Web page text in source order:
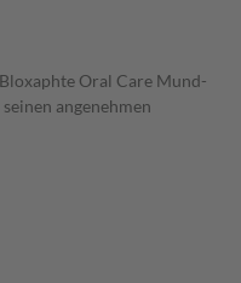
Oral Care Mund-
angenehmen